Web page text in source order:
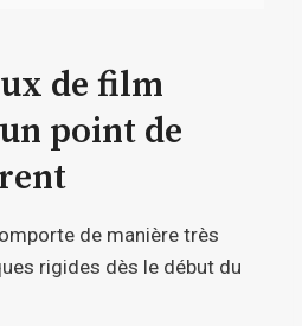
de film
point de
de manière très
rigides dès le début du